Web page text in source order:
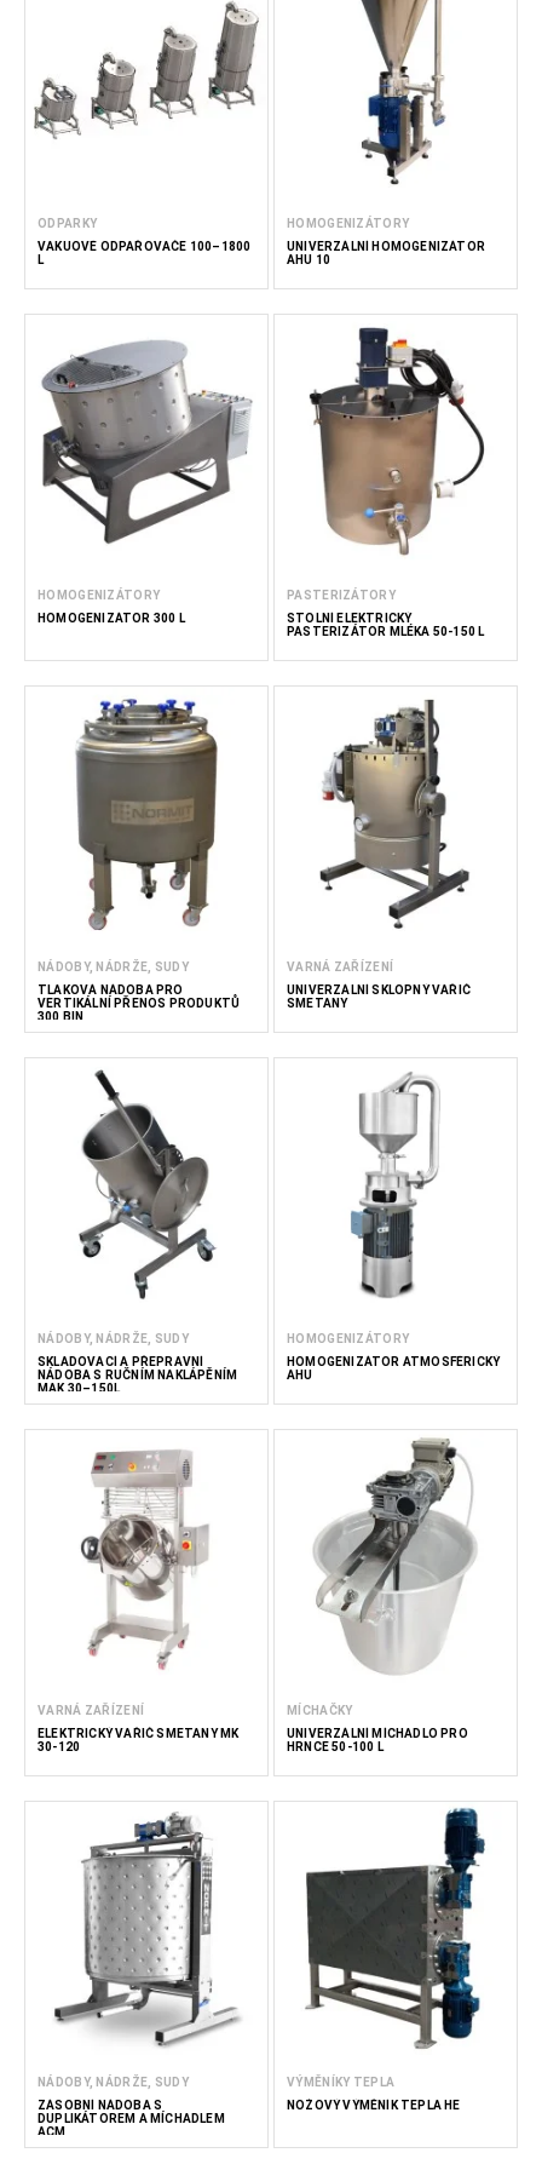
ODPARKY
VAKUOVÉ ODPAŘOVAČE 100–1800
L
HOMOGENIZÁTORY
UNIVERZÁLNÍ HOMOGENIZÁTOR
AHU 10
HOMOGENIZÁTORY
HOMOGENIZÁTOR 300 L
PASTERIZÁTORY
STOLNÍ ELEKTRICKÝ
PASTERIZÁTOR MLÉKA 50-150 L
NÁDOBY, NÁDRŽE, SUDY
TLAKOVÁ NÁDOBA PRO
VERTIKÁLNÍ PŘENOS PRODUKTŮ
300 BIN
VARNÁ ZAŘÍZENÍ
UNIVERZÁLNÍ SKLOPNÝ VAŘIČ
SMETANY
NÁDOBY, NÁDRŽE, SUDY
SKLADOVACÍ A PŘEPRAVNÍ
NÁDOBA S RUČNÍM NAKLÁPĚNÍM
MAK 30–150L
HOMOGENIZÁTORY
HOMOGENIZÁTOR ATMOSFÉRICKÝ
AHU
VARNÁ ZAŘÍZENÍ
ELEKTRICKÝ VAŘIČ SMETANY MK
30-120
MÍCHAČKY
UNIVERZÁLNÍ MÍCHADLO PRO
HRNCE 50-100 L
NÁDOBY, NÁDRŽE, SUDY
ZÁSOBNÍ NÁDOBA S
DUPLIKÁTOREM A MÍCHADLEM
ACM
VÝMĚNÍKY TEPLA
NOŽOVÝ VÝMĚNÍK TEPLA HE